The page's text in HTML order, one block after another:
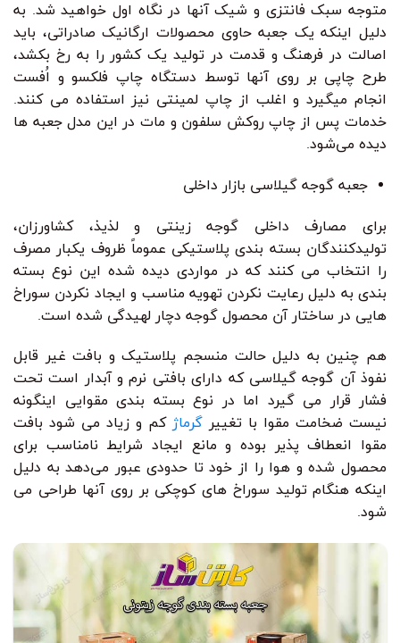
متوجه سبک فانتزی و شیک آنها در نگاه اول خواهید شد. به
دلیل اینکه یک جعبه حاوی محصولات ارگانیک صادراتی، باید
اصالت در فرهنگ و قدمت در تولید یک کشور را به رخ بکشد،
طرح چاپی بر روی آنها توسط دستگاه چاپ فلکسو و اُفست
انجام میگیرد و اغلب از چاپ لمینتی نیز استفاده می کنند.
خدمات پس از چاپ روکش سلفون و مات در این مدل جعبه ها
دیده می‌شود.
جعبه گوجه گیلاسی بازار داخلی
برای مصارف داخلی گوجه زینتی و لذیذ، کشاورزان،
تولیدکنندگان بسته بندی پلاستیکی عموماً ظروف یکبار مصرف
را انتخاب می کنند که در مواردی دیده شده این نوع بسته
بندی به دلیل رعایت نکردن تهویه مناسب و ایجاد نکردن سوراخ
هایی در ساختار آن محصول گوجه دچار لهیدگی شده است.
هم چنین به دلیل حالت منسجم پلاستیک و بافت غیر قابل
نفوذ آن گوجه گیلاسی که دارای بافتی نرم و آبدار است تحت
فشار قرار می گیرد اما در نوع بسته بندی مقوایی اینگونه
نیست ضخامت مقوا با تغییر گرماژ کم و زیاد می شود بافت
مقوا انعطاف پذیر بوده و مانع ایجاد شرایط نامناسب برای
محصول شده و هوا را از خود تا حدودی عبور می‌دهد به دلیل
اینکه هنگام تولید سوراخ های کوچکی بر روی آنها طراحی می
شود.